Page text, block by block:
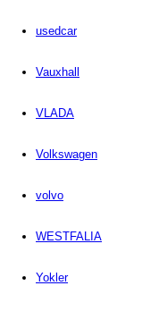
usedcar
Vauxhall
VLADA
Volkswagen
volvo
WESTFALIA
Yokler